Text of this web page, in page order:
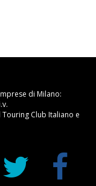
di Milano:
Club Italiano e